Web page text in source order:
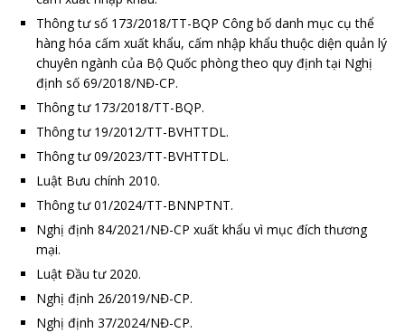
Thông tư số 173/2018/TT-BQP Công bố danh mục cụ thể
hàng hóa cấm xuất khẩu, cấm nhập khẩu thuộc diện quản lý
chuyên ngành của Bộ Quốc phòng theo quy định tại Nghị
định số 69/2018/NĐ-CP.
Thông tư 173/2018/TT-BQP.
Thông tư 19/2012/TT-BVHTTDL.
Thông tư 09/2023/TT-BVHTTDL.
Luật Bưu chính 2010.
Thông tư 01/2024/TT-BNNPTNT.
Nghị định 84/2021/NĐ-CP xuất khẩu vì mục đích thương
mại.
Luật Đầu tư 2020.
Nghị định 26/2019/NĐ-CP.
Nghị định 37/2024/NĐ-CP.